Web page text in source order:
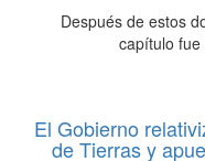
Después de estos
capítulo fue
El Gobierno
de Tierras y